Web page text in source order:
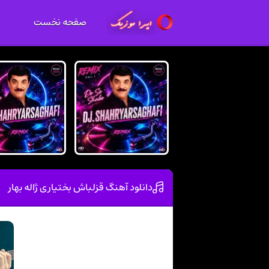
صفحه نخست
دانلود آهنگ قزلباش بختیاری ژاله بهار